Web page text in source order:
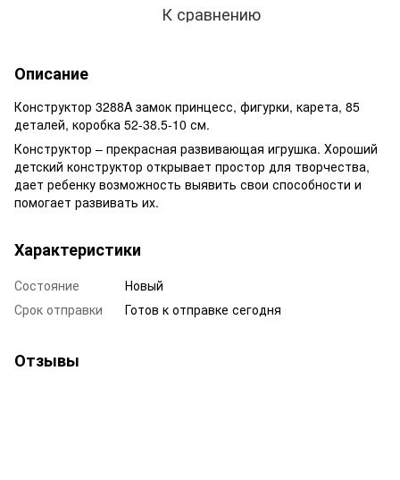
К сравнению
Описание
Конструктор 3288A замок принцесс, фигурки, карета, 85
деталей, коробка 52-38.5-10 см.
Конструктор – прекрасная развивающая игрушка. Хороший
детский конструктор открывает простор для творчества,
дает ребенку возможность выявить свои способности и
помогает развивать их.
Характеристики
Состояние
Новый
Срок отправки
Готов к отправке сегодня
Отзывы